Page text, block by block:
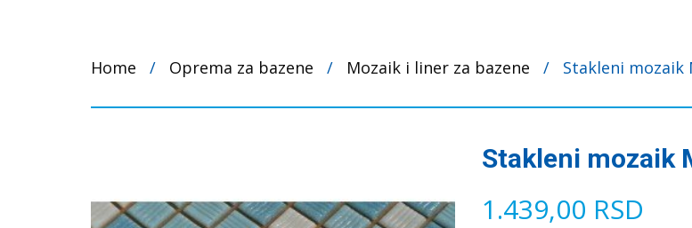
Home / Oprema za bazene / Mozaik i liner za bazene / Stakleni mozaik
Stakleni mozaik
1.439,00 RSD